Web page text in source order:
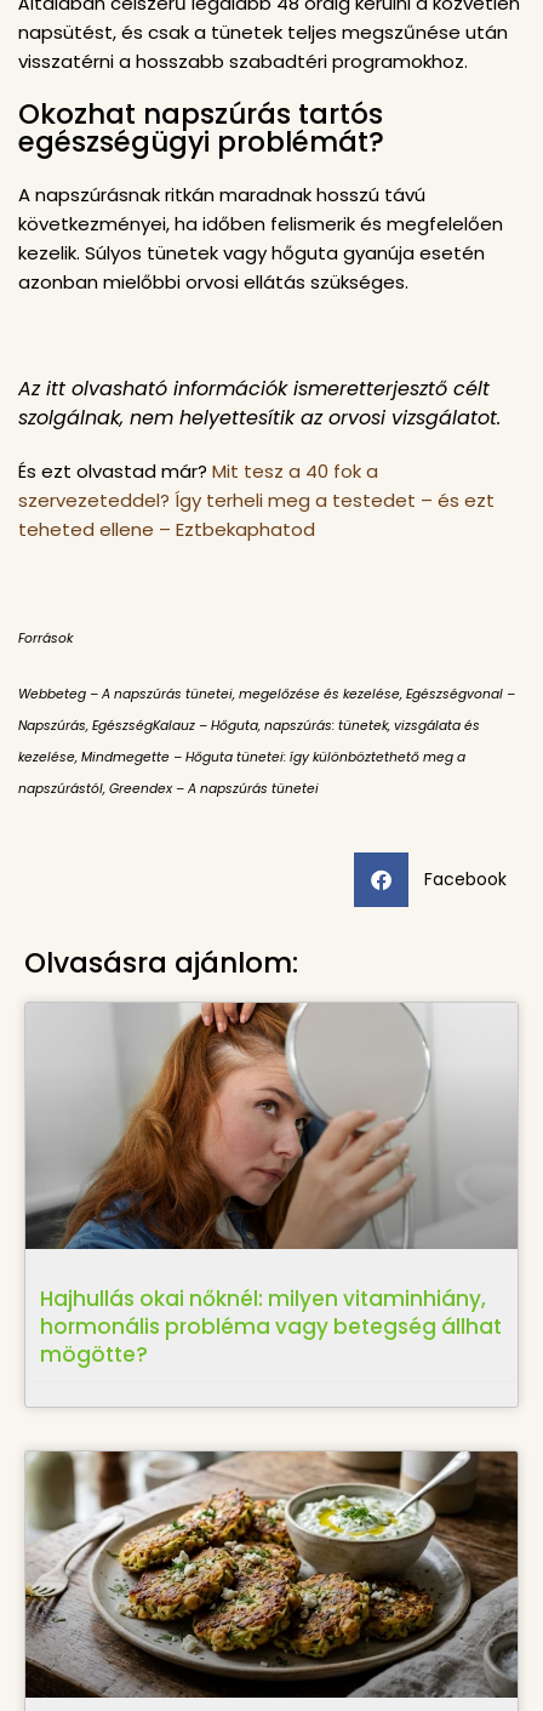
napsütést, és csak a tünetek teljes megszűnése után
visszatérni a hosszabb szabadtéri programokhoz.
Okozhat napszúrás tartós
egészségügyi problémát?
A napszúrásnak ritkán maradnak hosszú távú
következményei, ha időben felismerik és megfelelően
kezelik. Súlyos tünetek vagy hőguta gyanúja esetén
azonban mielőbbi orvosi ellátás szükséges.
Az itt olvasható információk ismeretterjesztő célt
szolgálnak, nem helyettesítik az orvosi vizsgálatot.
És ezt olvastad már? Mit tesz a 40 fok a
szervezeteddel? Így terheli meg a testedet – és ezt
teheted ellene – Eztbekaphatod
Források
Webbeteg – A napszúrás tünetei, megelőzése és kezelése, Egészségvonal –
Napszúrás, EgészségKalauz – Hőguta, napszúrás: tünetek, vizsgálata és
kezelése, Mindmegette – Hőguta tünetei: így különböztethető meg a
napszúrástól, Greendex – A napszúrás tünetei
Facebook
Olvasásra ajánlom:
Hajhullás okai nőknél: milyen vitaminhiány,
hormonális probléma vagy betegség állhat
mögötte?